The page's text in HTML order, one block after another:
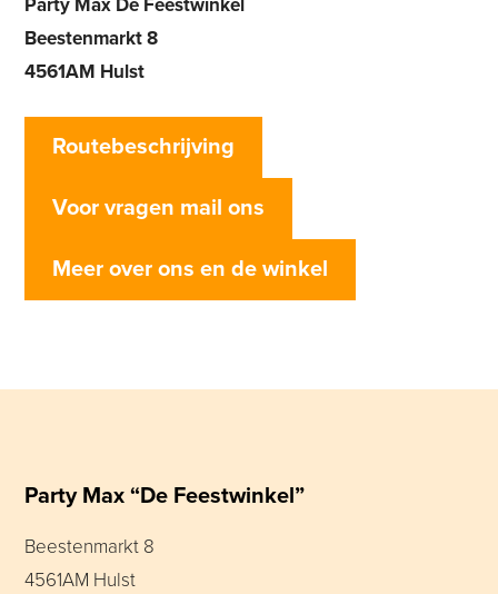
Party Max De Feestwinkel
Beestenmarkt 8
4561AM Hulst
Routebeschrijving
Voor vragen mail ons
Meer over ons en de winkel
Party Max “De Feestwinkel”
Beestenmarkt 8
4561AM Hulst